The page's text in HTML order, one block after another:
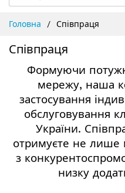
Головна Співпраця
Співпраця
Формуючи
мережу, наша
застосування
обслуговування
України.
отримуєте не лише
з
низку